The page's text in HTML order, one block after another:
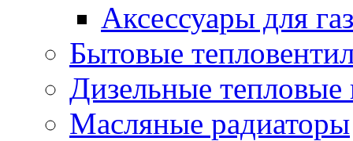
Аксессуары для
Бытовые
Дизельные
Масляные радиаторы